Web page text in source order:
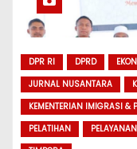
DPR RI DPRD
JURNAL NUSANTARA
KEMENTERIAN IMIGRASI &
PELATIHAN
PELAYANAN